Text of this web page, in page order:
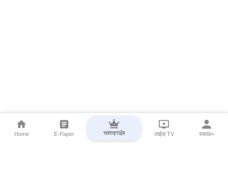
Home E-Paper सबस्क्राईब लाईव्ह TV सकाळ+